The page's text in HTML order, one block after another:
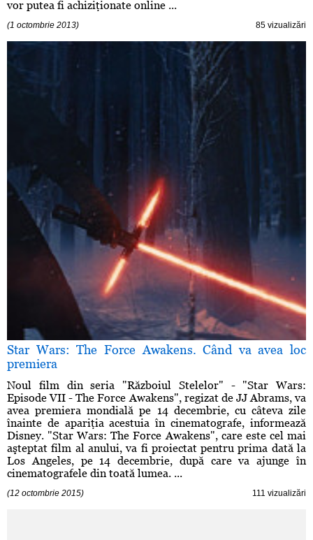
vor putea fi achiziţionate online ...
(1 octombrie 2013) 85 vizualizări
Star Wars: The Force Awakens. Când va avea loc
premiera
Noul film din seria "Războiul Stelelor" - "Star Wars:
Episode VII - The Force Awakens", regizat de JJ Abrams, va
avea premiera mondială pe 14 decembrie, cu câteva zile
înainte de apariţia acestuia în cinematografe, informează
Disney. "Star Wars: The Force Awakens", care este cel mai
aşteptat film al anului, va fi proiectat pentru prima dată la
Los Angeles, pe 14 decembrie, după care va ajunge în
cinematografele din toată lumea. ...
(12 octombrie 2015) 111 vizualizări